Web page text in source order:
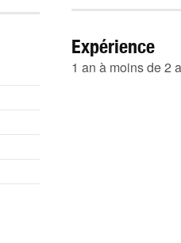
Expérience
1 an à moins de 2